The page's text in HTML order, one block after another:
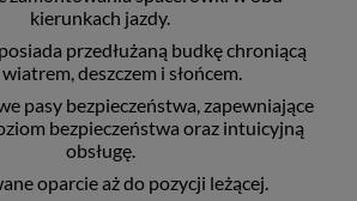
kierunkach jazdy.
przedłużaną budkę chroniącą
deszczem i słońcem.
pasy bezpieczeństwa, zapewniające
bezpieczeństwa oraz intuicyjną
obsługę.
oparcie aż do pozycji leżącej.